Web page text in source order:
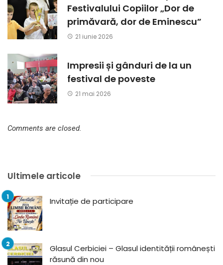
Festivalului Copiilor „Dor de
primăvară, dor de Eminescu”
21 iunie 2026
Impresii și gânduri de la un
festival de poveste
21 mai 2026
Comments are closed.
Ultimele articole
Invitație de participare
Glasul Cerbiciei – Glasul identității românești
răsună din nou